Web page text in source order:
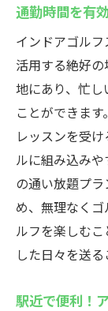
通勤時間を有
インドアゴル
活用する絶好
地にあり、忙し
ことができま
レッスンを受
ルに組み込み
の通い放題プ
め、無理なく
ルフを楽しむ
した日々を送る
駅近で便利！